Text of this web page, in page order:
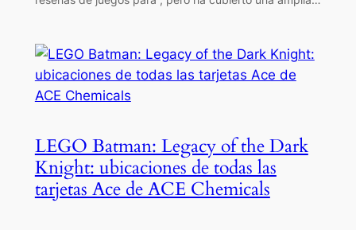
LEGO Batman: Legacy of the Dark
Knight: ubicaciones de todas las
tarjetas Ace de ACE Chemicals